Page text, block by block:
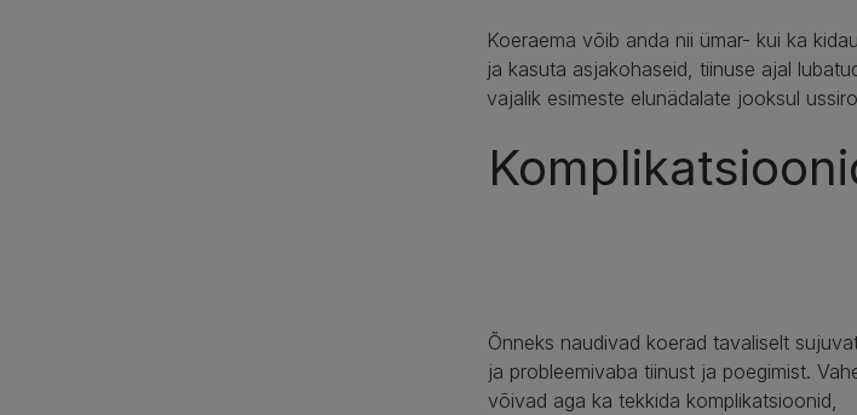
Koeraema võib anda nii ümar- kui ka
ja kasuta asjakohaseid, tiinuse ajal
vajalik esimeste elunädalate jooksul
Õnneks naudivad koerad tavaliselt
ja probleemivaba tiinust ja poegimist.
võivad aga ka tekkida komplikatsioonid,